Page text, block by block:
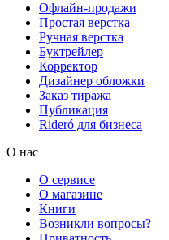
Офлайн-продажи
Простая верстка
Ручная верстка
Буктрейлер
Корректор
Дизайнер обложки
Заказ тиража
Публикация
Rideró для бизнеса
О нас
О сервисе
О магазине
Книги
Возникли вопросы?